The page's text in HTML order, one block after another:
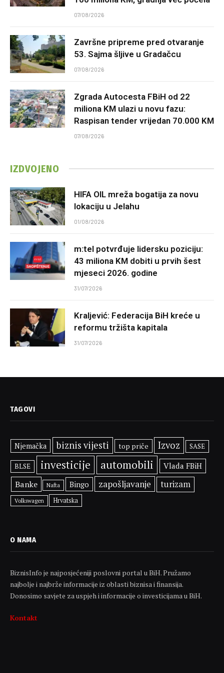
07/08/2026
Završne pripreme pred otvaranje
53. Sajma šljive u Gradačcu
07/08/2026
Zgrada Autocesta FBiH od 22
miliona KM ulazi u novu fazu:
Raspisan tender vrijedan 70.000 KM
07/08/2026
IZDVOJENO
HIFA OIL mreža bogatija za novu
lokaciju u Jelahu
01/08/2026
m:tel potvrđuje lidersku poziciju:
43 miliona KM dobiti u prvih šest
mjeseci 2026. godine
31/07/2026
Kraljević: Federacija BiH kreće u
reformu tržišta kapitala
31/07/2026
TAGOVI
Njemačka biznis vijesti top priče Izvoz SASE
BLSE investicije automobili Vlada FBiH
Banke Nafta Bingo zapošljavanje turizam
Volkswagen Hrvatska
O NAMA
BiznisInfo je najposjećeniji poslovni portal u BiH. Pružamo
najbolje i najbrže informacije iz oblasti biznisa i finansija.
Donosimo savjete za uspjeh i informacije o investicijama u BiH.
Kontakt